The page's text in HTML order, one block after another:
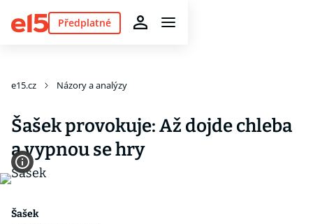
Předplatné
e15.cz Názory a analýzy
Šašek provokuje: Až dojde chleba
a vypnou se hry
Šašek